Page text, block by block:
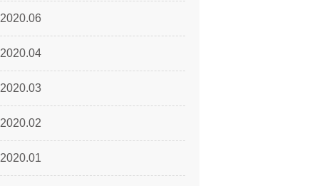
2020.06
2020.04
2020.03
2020.02
2020.01